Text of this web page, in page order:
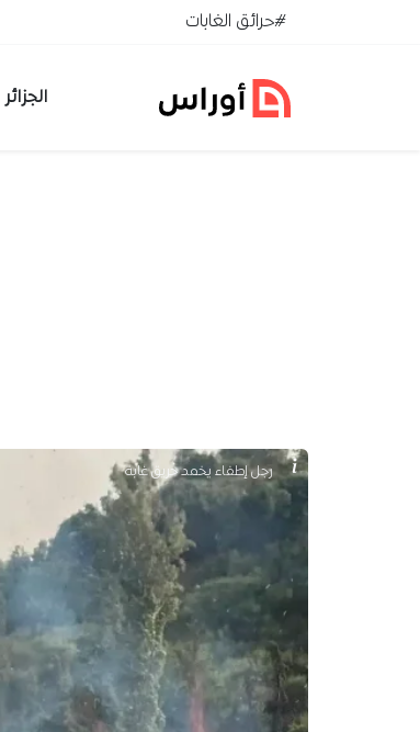
تخطي إلى المحتوى#حرائق الغابات
الجزائر
رجل إطفاء يخمد حريق غابة